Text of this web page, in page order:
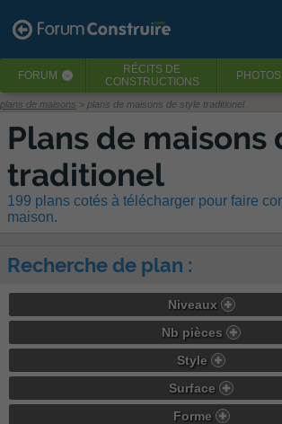
FORUM ‹ RÉCITS DE
CONSTRUCTIONS
PHOTOS
plans de maisons > plans de maisons de style traditionel
Plans de maisons
traditionel
199 plans cotés à télécharger pour faire
maison.
Recherche de plan :
Niveaux
Nb pièces
Style
Surface
Forme